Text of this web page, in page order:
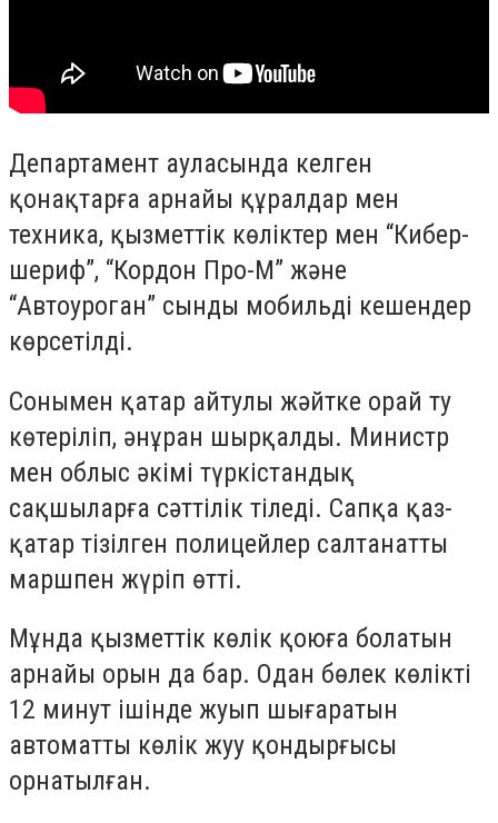
Департамент ауласында келген
қонақтарға арнайы құралдар мен
техника, қызметтік көліктер мен “Кибер-
шериф”, “Кордон Про-М” және
“Автоуроган” сынды мобильді кешендер
көрсетілді.
Сонымен қатар айтулы жәйтке орай ту
көтеріліп, әнұран шырқалды. Министр
мен облыс әкімі түркістандық
сақшыларға сәттілік тіледі. Сапқа қаз-
қатар тізілген полицейлер салтанатты
маршпен жүріп өтті.
Мұнда қызметтік көлік қоюға болатын
арнайы орын да бар. Одан бөлек көлікті
12 минут ішінде жуып шығаратын
автоматты көлік жуу қондырғысы
орнатылған.